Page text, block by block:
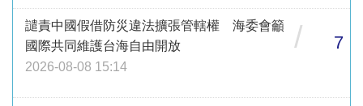
譴責中國假借防災違法擴張管轄權 海委會籲
國際共同維護台海自由開放
2026-08-08 15:14
/ 7